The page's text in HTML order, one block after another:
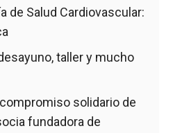
de Salud Cardiovascular:
taller y mucho
solidario de
fundadora de